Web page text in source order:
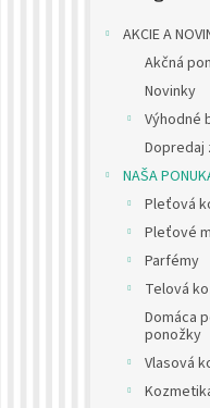
AKCIE A
Akčná
Novinky
Výhodné
Dopredaj
NAŠA
Pleťová
Pleťové
Parfémy
Telová
Domáca
ponožky
Vlasová